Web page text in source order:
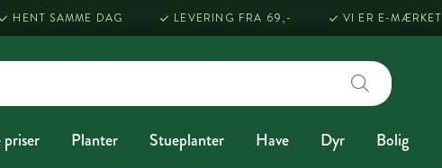
HENT SAMME DAG LEVERING FRA 69,- VI ER E-MÆRKET
Planter Stueplanter Have Dyr Bolig